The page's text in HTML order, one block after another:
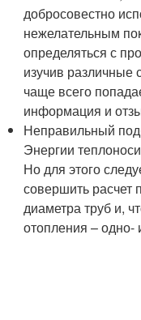
добросовестно
нежелательным
определяться с
изучив
чаще всего
информация и
Неправильный
Энергии
Но для этого
совершить расчет
диаметра труб и,
отопления – одно-